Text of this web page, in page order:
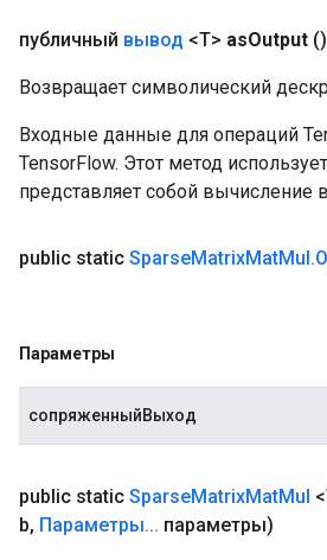
публичный вывод <T> asOutput ()
Возвращает символический
Входные данные для операций
TensorFlow. Этот метод
представляет собой вычисление
public static SparseMatrixMatMul.
Параметры
сопряженныйВыход
public static SparseMatrixMatMul
b, Параметры... параметры)